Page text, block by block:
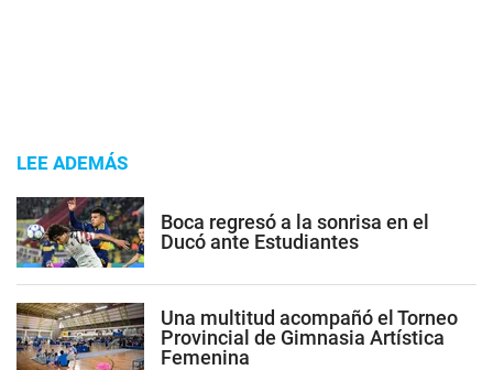
LEE ADEMÁS
Boca regresó a la sonrisa en el
Ducó ante Estudiantes
Una multitud acompañó el Torneo
Provincial de Gimnasia Artística
Femenina